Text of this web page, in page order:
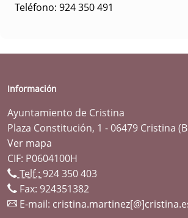
Teléfono: 924 350 491
Información
Ayuntamiento de Cristina
Plaza Constitución, 1 - 06479 Cristina
Ver mapa
CIF: P0604100H
Telf.: 924 350 403
Fax: 924351382
E-mail: